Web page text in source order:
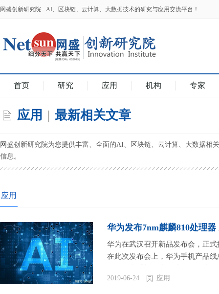
网盛创新研究院 - AI、区块链、云计算、大数据技术的研究与应用交流平台！
首页 研究 应用 机构 专家
应用 | 最新相关文章
网盛创新研究院为您提供丰富、全面的AI、区块链、云计算、大数据相
信息。
应用
华为发布7nm麒麟810处理
华为在武汉召开新品发布会，正
在此次发布会上，华为手机产品
2019-06-24 应用